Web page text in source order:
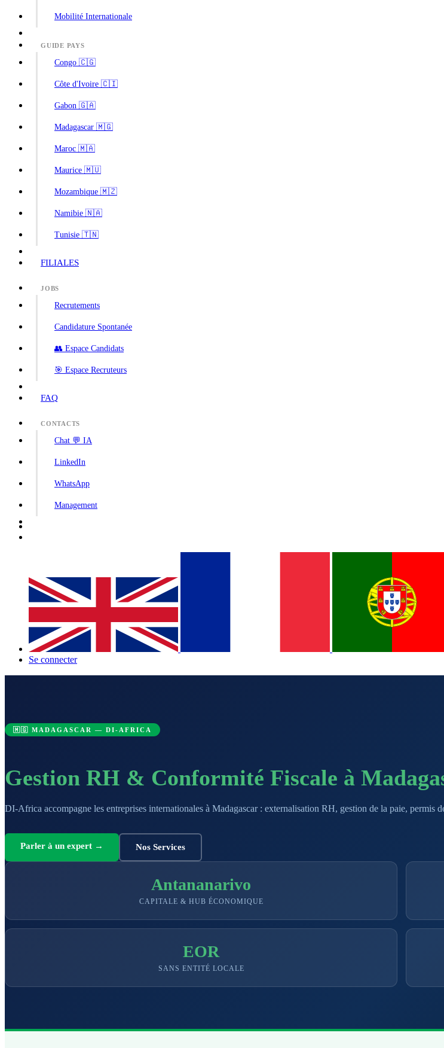
Mobilité Internationale
GUIDE PAYS
Congo 🇨🇬
Côte d'Ivoire 🇨🇮
Gabon 🇬🇦
Madagascar 🇲🇬
Maroc 🇲🇦
Maurice 🇲🇺
Mozambique 🇲🇿
Namibie 🇳🇦
Tunisie 🇹🇳
FILIALES
JOBS
Recrutements
Candidature Spontanée
👥 Espace Candidats
🎯 Espace Recruteurs
FAQ
CONTACTS
Chat 💬 IA
LinkedIn
WhatsApp
Management
Se connecter
🇲🇬 MADAGASCAR — DI-AFRICA
Gestion RH & Conformité Fiscale à
DI-Africa accompagne les entreprises internationales à Madagascar : externalisation RH, gestion de la paie,
Parler à un expert → Nos Services
Antananarivo
CAPITALE & HUB ÉCONOMIQUE
EOR
SANS ENTITÉ LOCALE